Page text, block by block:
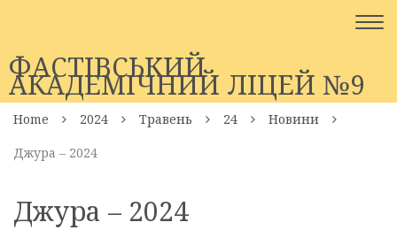
ФАСТІВСЬКИЙ
АКАДЕМІЧНИЙ ЛІЦЕЙ №9
Home 2024 Травень 24
Новини
Джура – 2024
Джура – 2024